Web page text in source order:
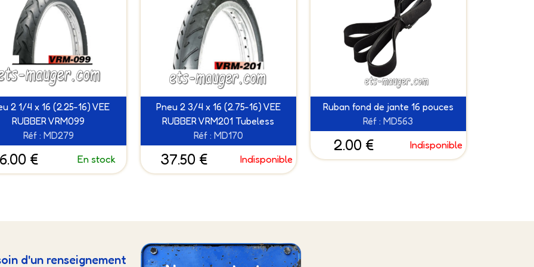
2 1/4 x 16 (2.25-16) VEE
RUBBER VRM099
Réf : MD279
€ En stock
Pneu 2 3/4 x 16 (2.75-16) VEE
RUBBER VRM201 Tubeless
Réf : MD170
37.50 € Indisponible
Ruban fond de jante 16 pouces
Réf : MD563
2.00 € Indisponible
d'un renseignement